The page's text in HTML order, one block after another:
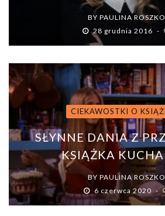
BY PAULINA ROSZKO
28 grudnia 2016
CIEKAWOSTKI O
SŁYNNE DANIA Z
KSIĄŻKA
BY PAULINA ROSZKO
6 czerwca 2020